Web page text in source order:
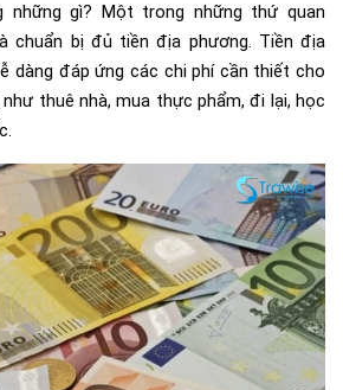
những gì? Một trong những thứ quan
chuẩn bị đủ tiền địa phương. Tiền địa
dàng đáp ứng các chi phí cần thiết cho
thuê nhà, mua thực phẩm, đi lại, học